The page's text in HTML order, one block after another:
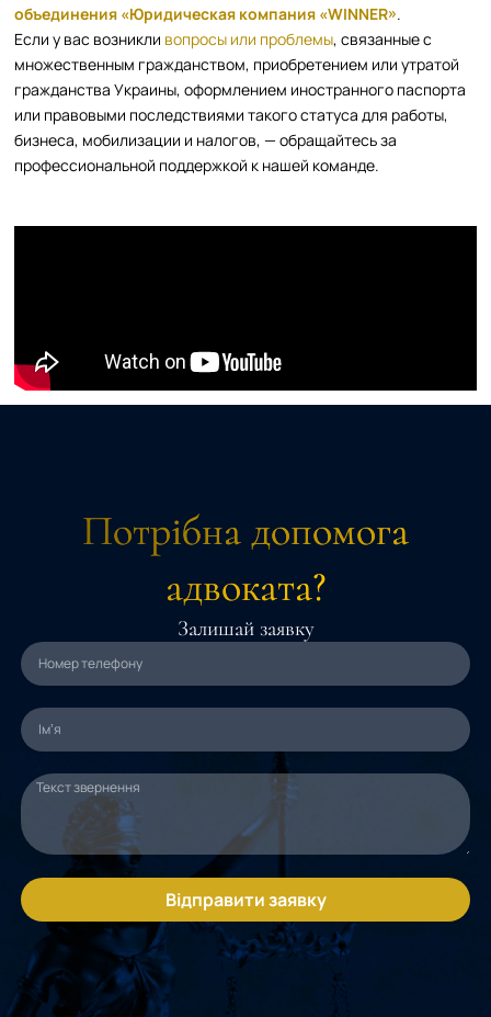
объединения «Юридическая компания «WINNER».
Если у вас возникли вопросы или проблемы, связанные с
множественным гражданством, приобретением или утратой
гражданства Украины, оформлением иностранного паспорта
или правовыми последствиями такого статуса для работы,
бизнеса, мобилизации и налогов, — обращайтесь за
профессиональной поддержкой к нашей команде.
Потрібна допомога
адвоката?
Залишай заявку
Відправити заявку